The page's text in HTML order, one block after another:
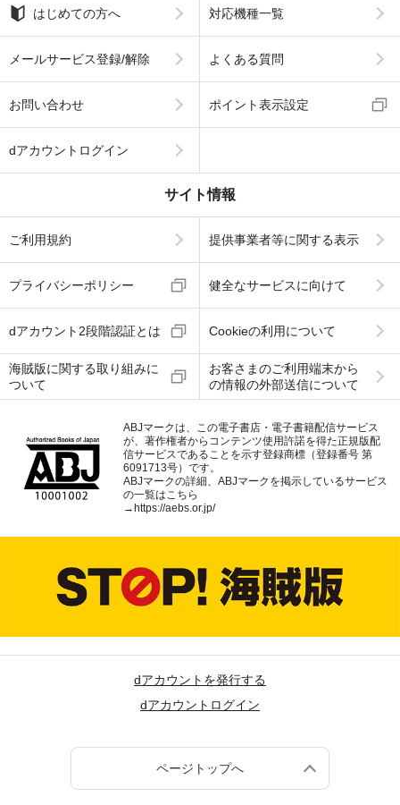
はじめての方へ 対応機種一覧
メールサービス登録/解除 よくある質問
お問い合わせ ポイント表示設定
dアカウントログイン
サイト情報
ご利用規約 提供事業者等に関する表示
プライバシーポリシー 健全なサービスに向けて
dアカウント2段階認証とは Cookieの利用について
海賊版に関する取り組みに
ついて
お客さまのご利用端末から
の情報の外部送信について
ABJマークは、この電子書店・電子書籍配信サービス
が、著作権者からコンテンツ使用許諾を得た正規版配
信サービスであることを示す登録商標（登録番号 第
6091713号）です。
ABJマークの詳細、ABJマークを掲示しているサービス
の一覧はこちら
→ https://aebs.or.jp/
dアカウントを発行する
dアカウントログイン
ページトップへ